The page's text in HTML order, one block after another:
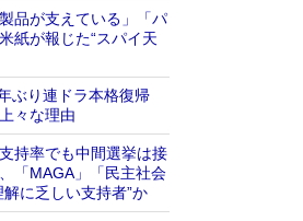
品が支えている」「パ
紙が報じた“スパイ天
ぶり連ドラ本格復帰
々な理由
持率でも中間選挙は接
「MAGA」「民主社会
に乏しい支持者”か